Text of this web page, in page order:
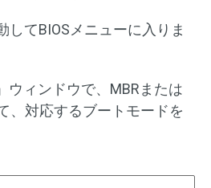
してBIOSメニューに入りま
」ウィンドウで、MBRまたは
、対応するブートモードを